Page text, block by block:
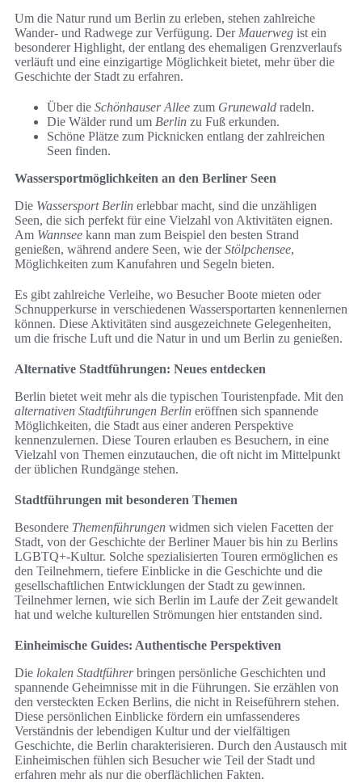
Um die Natur rund um Berlin zu erleben, stehen zahlreiche
Wander- und Radwege zur Verfügung. Der Mauerweg ist ein
besonderer Highlight, der entlang des ehemaligen Grenzverlaufs
verläuft und eine einzigartige Möglichkeit bietet, mehr über die
Geschichte der Stadt zu erfahren.
Über die Schönhauser Allee zum Grunewald radeln.
Die Wälder rund um Berlin zu Fuß erkunden.
Schöne Plätze zum Picknicken entlang der zahlreichen
Seen finden.
Wassersportmöglichkeiten an den Berliner Seen
Die Wassersport Berlin erlebbar macht, sind die unzähligen
Seen, die sich perfekt für eine Vielzahl von Aktivitäten eignen.
Am Wannsee kann man zum Beispiel den besten Strand
genießen, während andere Seen, wie derStölpchensee,
Möglichkeiten zum Kanufahren und Segeln bieten.
Es gibt zahlreiche Verleihe, wo Besucher Boote mieten oder
Schnupperkurse in verschiedenen Wassersportarten kennenlernen
können. Diese Aktivitäten sind ausgezeichnete Gelegenheiten,
um die frische Luft und die Natur in und um Berlin zu genießen.
Alternative Stadtführungen: Neues entdecken
Berlin bietet weit mehr als die typischen Touristenpfade. Mit den
alternativen Stadtführungen Berlin eröffnen sich spannende
Möglichkeiten, die Stadt aus einer anderen Perspektive
kennenzulernen. Diese Touren erlauben es Besuchern, in eine
Vielzahl von Themen einzutauchen, die oft nicht im Mittelpunkt
der üblichen Rundgänge stehen.
Stadtführungen mit besonderen Themen
Besondere Themenführungen widmen sich vielen Facetten der
Stadt, von der Geschichte der Berliner Mauer bis hin zu Berlins
LGBTQ+-Kultur. Solche spezialisierten Touren ermöglichen es
den Teilnehmern, tiefere Einblicke in die Geschichte und die
gesellschaftlichen Entwicklungen der Stadt zu gewinnen.
Teilnehmer lernen, wie sich Berlin im Laufe der Zeit gewandelt
hat und welche kulturellen Strömungen hier entstanden sind.
Einheimische Guides: Authentische Perspektiven
Die lokalen Stadtführerbringen persönliche Geschichten und
spannende Geheimnisse mit in die Führungen. Sie erzählen von
den versteckten Ecken Berlins, die nicht in Reiseführern stehen.
Diese persönlichen Einblicke fördern ein umfassenderes
Verständnis der lebendigen Kultur und der vielfältigen
Geschichte, die Berlin charakterisieren. Durch den Austausch mit
Einheimischen fühlen sich Besucher wie Teil der Stadt und
erfahren mehr als nur die oberflächlichen Fakten.